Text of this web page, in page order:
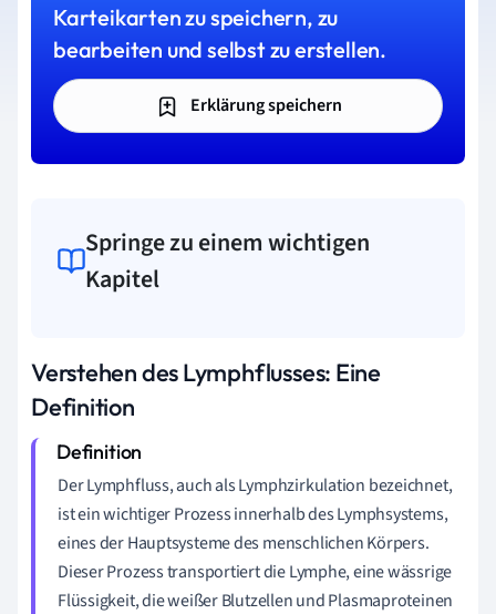
Karteikarten zu speichern, zu
bearbeiten und selbst zu erstellen.
Erklärung speichern
Springe zu einem wichtigen
Kapitel
Verstehen des Lymphflusses: Eine
Definition
Der Lymphfluss, auch als Lymphzirkulation bezeichnet,
ist ein wichtiger Prozess innerhalb des Lymphsystems,
eines der Hauptsysteme des menschlichen Körpers.
Dieser Prozess transportiert die Lymphe, eine wässrige
Flüssigkeit, die weißer Blutzellen und Plasmaproteinen